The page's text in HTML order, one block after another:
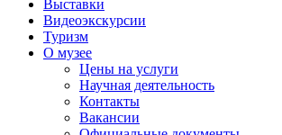
Выставки
Видеоэкскурсии
Туризм
О музее
Цены на услуги
Научная деятельность
Контакты
Вакансии